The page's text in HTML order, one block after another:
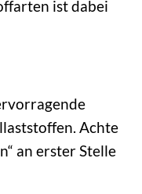
ist dabei
Achte
an erster Stelle